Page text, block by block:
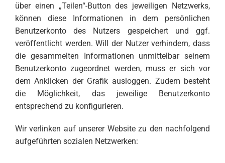
über einen „Teilen“-Button des jeweiligen Netzwerks,
können diese Informationen in dem persönlichen
Benutzerkonto des Nutzers gespeichert und ggf.
veröffentlicht werden. Will der Nutzer verhindern, dass
die gesammelten Informationen unmittelbar seinem
Benutzerkonto zugeordnet werden, muss er sich vor
dem Anklicken der Grafik ausloggen. Zudem besteht
die Möglichkeit, das jeweilige Benutzerkonto
entsprechend zu konfigurieren.
Wir verlinken auf unserer Website zu den nachfolgend
aufgeführten sozialen Netzwerken: